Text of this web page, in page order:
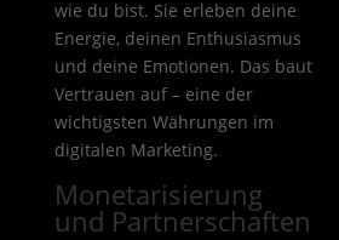
wie du bist. Sie erleben deine
Energie, deinen Enthusiasmus
und deine Emotionen. Das baut
Vertrauen auf – eine der
wichtigsten Währungen im
digitalen Marketing.
Monetarisierung
und Partnerschaften